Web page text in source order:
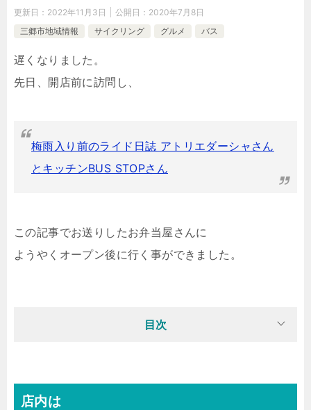
更新日： 2022年11月3日 公開日： 2020年7月8日
三郷市地域情報
サイクリング グルメ バス
遅くなりました。
先日、開店前に訪問し、
梅雨入り前のライド日誌 アトリエダーシャさん
とキッチンBUS STOPさん
この記事でお送りしたお弁当屋さんに
ようやくオープン後に行く事ができました。
目次
店内は